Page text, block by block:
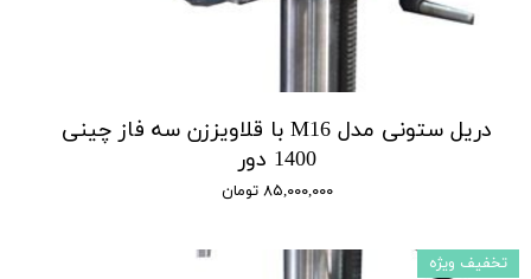
دریل ستونی مدل M16 با قلاویززن سه فاز چینی
1400 دور
۸۵,۰۰۰,۰۰۰ تومان
تخفیف ویژه